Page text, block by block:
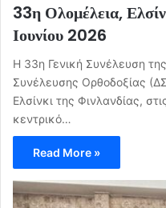
33η Ολομέλεια,
Ιουνίου 2026
Η 33η Γενική Συνέλευση
Συνέλευσης Ορθοδοξίας
Ελσίνκι της Φινλανδίας,
κεντρικό…
Read More »